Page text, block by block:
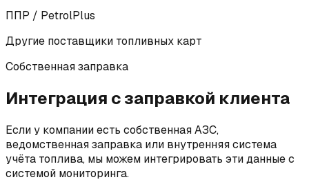
ППР / PetrolPlus
Другие поставщики топливных карт
Собственная заправка
Интеграция с заправкой клиента
Если у компании есть собственная АЗС,
ведомственная заправка или внутренняя система
учёта топлива, мы можем интегрировать эти данные с
системой мониторинга.